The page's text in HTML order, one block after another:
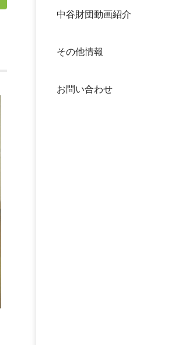
中谷財団動画紹介
その他情報
お問い合わせ